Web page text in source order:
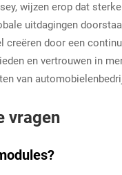
wijzen erop dat
uitdagingen
creëren door een continu
en vertrouwen in
van
vragen